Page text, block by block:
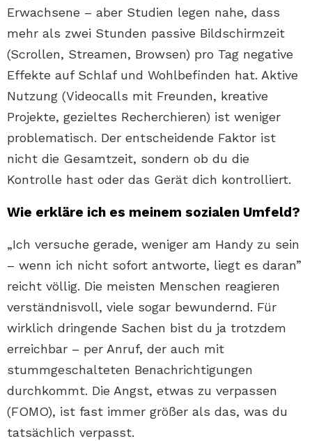
Erwachsene – aber Studien legen nahe, dass
mehr als zwei Stunden passive Bildschirmzeit
(Scrollen, Streamen, Browsen) pro Tag negative
Effekte auf Schlaf und Wohlbefinden hat. Aktive
Nutzung (Videocalls mit Freunden, kreative
Projekte, gezieltes Recherchieren) ist weniger
problematisch. Der entscheidende Faktor ist
nicht die Gesamtzeit, sondern ob du die
Kontrolle hast oder das Gerät dich kontrolliert.
Wie erkläre ich es meinem sozialen Umfeld?
„Ich versuche gerade, weniger am Handy zu sein
– wenn ich nicht sofort antworte, liegt es daran”
reicht völlig. Die meisten Menschen reagieren
verständnisvoll, viele sogar bewundernd. Für
wirklich dringende Sachen bist du ja trotzdem
erreichbar – per Anruf, der auch mit
stummgeschalteten Benachrichtigungen
durchkommt. Die Angst, etwas zu verpassen
(FOMO), ist fast immer größer als das, was du
tatsächlich verpasst.